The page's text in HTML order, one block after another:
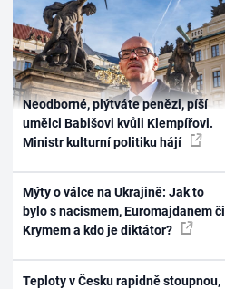
Neodborné, plýtváte penězi, píší
umělci Babišovi kvůli Klempířovi.
Ministr kulturní politiku hájí
Mýty o válce na Ukrajině: Jak to
bylo s nacismem, Euromajdanem či
Krymem a kdo je diktátor?
Teploty v Česku rapidně stoupnou,